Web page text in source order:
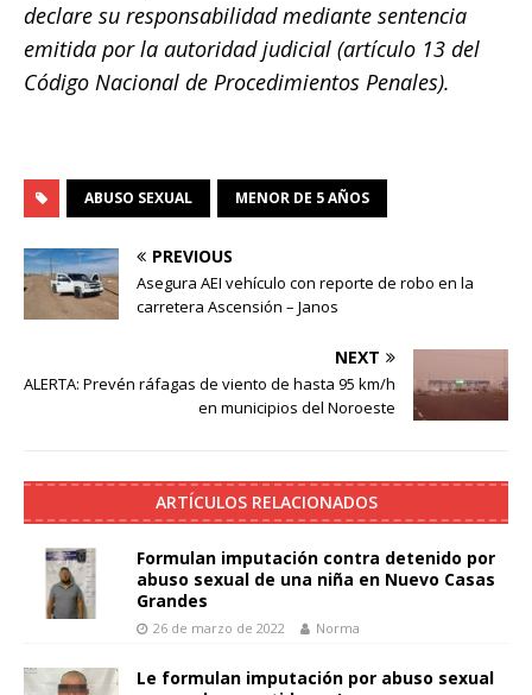
declare su responsabilidad mediante sentencia
emitida por la autoridad judicial (artículo 13 del
Código Nacional de Procedimientos Penales).
ABUSO SEXUAL MENOR DE 5 AÑOS
PREVIOUS
Asegura AEI vehículo con reporte de robo en la
carretera Ascensión – Janos
NEXT
ALERTA: Prevén ráfagas de viento de hasta 95 km/h
en municipios del Noroeste
ARTÍCULOS RELACIONADOS
Formulan imputación contra detenido por
abuso sexual de una niña en Nuevo Casas
Grandes
26 de marzo de 2022 Norma
Le formulan imputación por abuso sexual